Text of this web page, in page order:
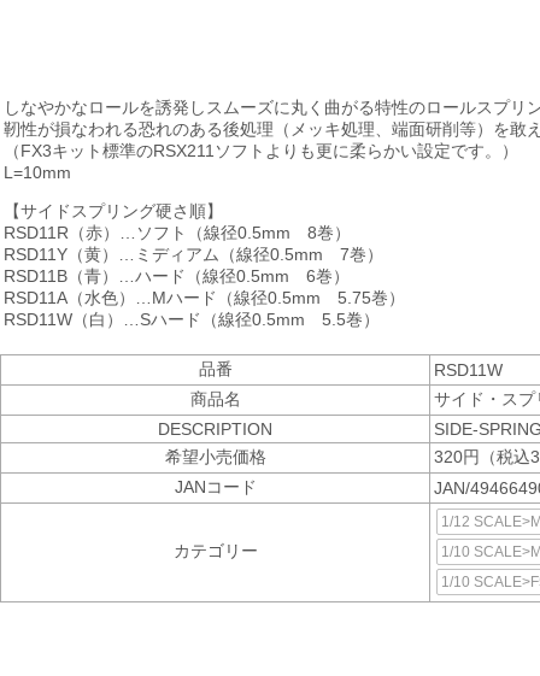
しなやかなロールを誘発しスムーズに丸く曲がる特性のロールスプ
靭性が損なわれる恐れのある後処理（メッキ処理、端面研削等）を
（FX3キット標準のRSX211ソフトよりも更に柔らかい設定です。）
L=10mm
【サイドスプリング硬さ順】
RSD11R（赤）…ソフト（線径0.5mm 8巻）
RSD11Y（黄）…ミディアム（線径0.5mm 7巻）
RSD11B（青）…ハード（線径0.5mm 6巻）
RSD11A（水色）…Mハード（線径0.5mm 5.75巻）
RSD11W（白）…Sハード（線径0.5mm 5.5巻）
品番
RSD11W
商品名
サイド・ス
DESCRIPTION
SIDE-
希望小売価格
320円（税込
JANコード
JAN/
カテゴリー
1/12
1/10
1/10